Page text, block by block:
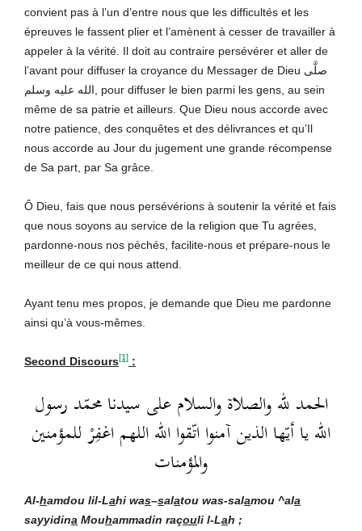
convient pas à l’un d’entre nous que les difficultés et les
épreuves le fassent plier et l’amènent à cesser de travailler à
appeler à la vérité. Il doit au contraire persévérer et aller de
l’avant pour diffuser la croyance du Messager de Dieu صلَّى
الله عليه وسلم, pour diffuser le bien parmi les gens, au sein
même de sa patrie et ailleurs. Que Dieu nous accorde avec
notre patience, des conquêtes et des délivrances et qu’Il
nous accorde au Jour du jugement une grande récompense
de Sa part, par Sa grâce.
Ô Dieu, fais que nous persévérions à soutenir la vérité et fais
que nous soyons au service de la religion que Tu agrées,
pardonne-nous nos péchés, facilite-nous et prépare-nous le
meilleur de ce qui nous attend.
Ayant tenu mes propos, je demande que Dieu me pardonne
ainsi qu’à vous-mêmes.
Second Discours[1] :
الحمد لله والصلاة والسلام على سيدنا محمّد رسول
الله يا أيّها الذين آمنوا اتّقوا الله اللهم اغفِرْ للمؤمنين
والمؤمنات
Al-hamdou lil-Lahi was–salatou was-salamou ^ala
sayyidina Mouhammadin raçouli l-Lah ;